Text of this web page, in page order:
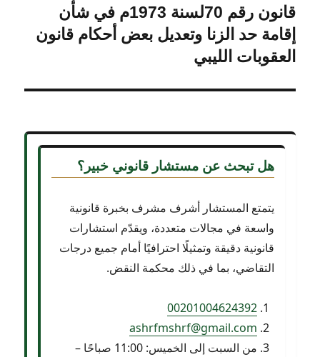
المقالة
التالية:
قانون رقم 70لسنة 1973م في شأن
إقامة حد الزنا وتعديل بعض أحكام قانون
العقوبات الليبي
هل تبحث عن مستشار قانوني خبير؟
يتمتع المستشار أشرف مشرف بخبرة قانونية
واسعة في مجالات متعددة، ويقدّم استشارات
قانونية دقيقة وتمثيلًا احترافيًا أمام جميع درجات
التقاضي، بما في ذلك محكمة النقض.
00201004624392
ashrfmshrf@gmail.com
من السبت إلى الخميس: 11:00 صباحًا –